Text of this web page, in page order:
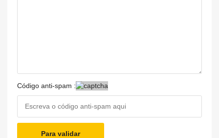
Código anti-spam :
Para validar